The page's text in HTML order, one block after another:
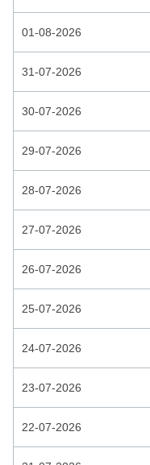
01-08-2026
31-07-2026
30-07-2026
29-07-2026
28-07-2026
27-07-2026
26-07-2026
25-07-2026
24-07-2026
23-07-2026
22-07-2026